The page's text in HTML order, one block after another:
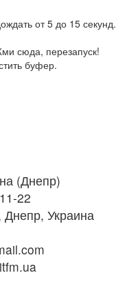
от 5 до 15 секунд.
сюда, перезапуск!
буфер.
(Днепр)
22
Украина